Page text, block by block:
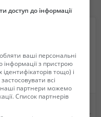
саме на цей період року
указана
доступ до інформації
ваші персональні
інформації з пристрою
тощо) і
всі
наші партнери можемо
Список партнерів